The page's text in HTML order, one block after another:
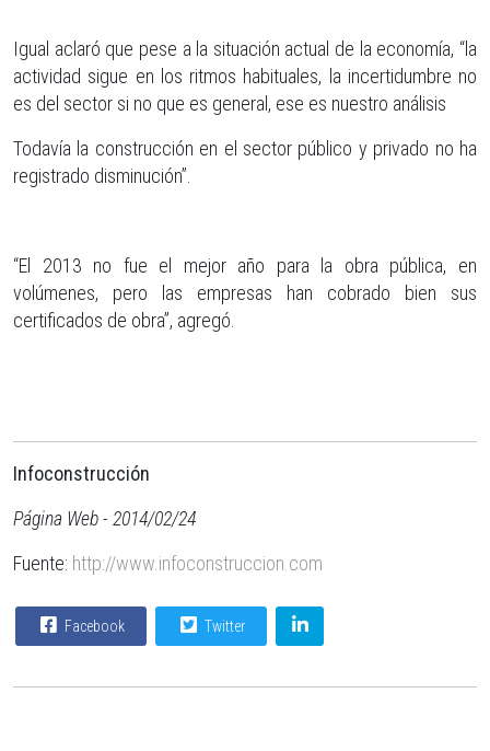
Igual aclaró que pese a la situación actual de la economía, “la
actividad sigue en los ritmos habituales, la incertidumbre no
es del sector si no que es general, ese es nuestro análisis
Todavía la construcción en el sector público y privado no ha
registrado disminución”.
“El 2013 no fue el mejor año para la obra pública, en
volúmenes, pero las empresas han cobrado bien sus
certificados de obra”, agregó.
Infoconstrucción
Página Web - 2014/02/24
Fuente: http://www.infoconstruccion.com
Facebook Twitter